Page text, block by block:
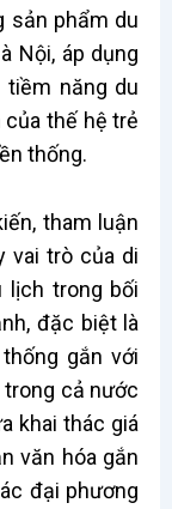
sản phẩm du
Nội, áp dụng
năng du
thế hệ trẻ
thống.
tham luận
vai trò của di
lịch trong bối
đặc biệt là
gắn với
cả nước
khai thác giá
văn hóa gắn
đại phương